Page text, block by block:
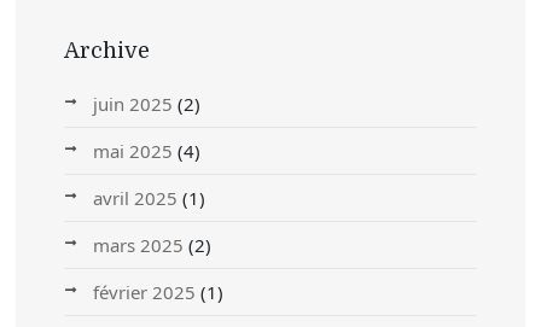
Archive
juin 2025 (2)
mai 2025 (4)
avril 2025 (1)
mars 2025 (2)
février 2025 (1)